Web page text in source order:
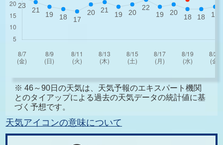
※ 46～90日の天気は、天気予報のエキスパート機関
とのタイアップによる過去の天気データの統計値に基
づく予想です。
天気アイコンの意味について